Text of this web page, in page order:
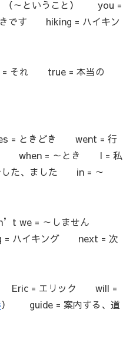
（～ということ） you =
です hiking = ハイキン
それ true = 本当の
= ときどき went = 行
when = ～とき I = 私
た、ました in = ～
we = ～しません
ハイキング next = 次
Eric = エリック will =
） guide = 案内する、道